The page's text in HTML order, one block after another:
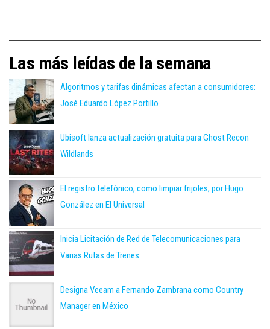
Las más leídas de la semana
Algoritmos y tarifas dinámicas afectan a consumidores:
José Eduardo López Portillo
Ubisoft lanza actualización gratuita para Ghost Recon
Wildlands
El registro telefónico, como limpiar frijoles; por Hugo
González en El Universal
Inicia Licitación de Red de Telecomunicaciones para
Varias Rutas de Trenes
Designa Veeam a Fernando Zambrana como Country
Manager en México